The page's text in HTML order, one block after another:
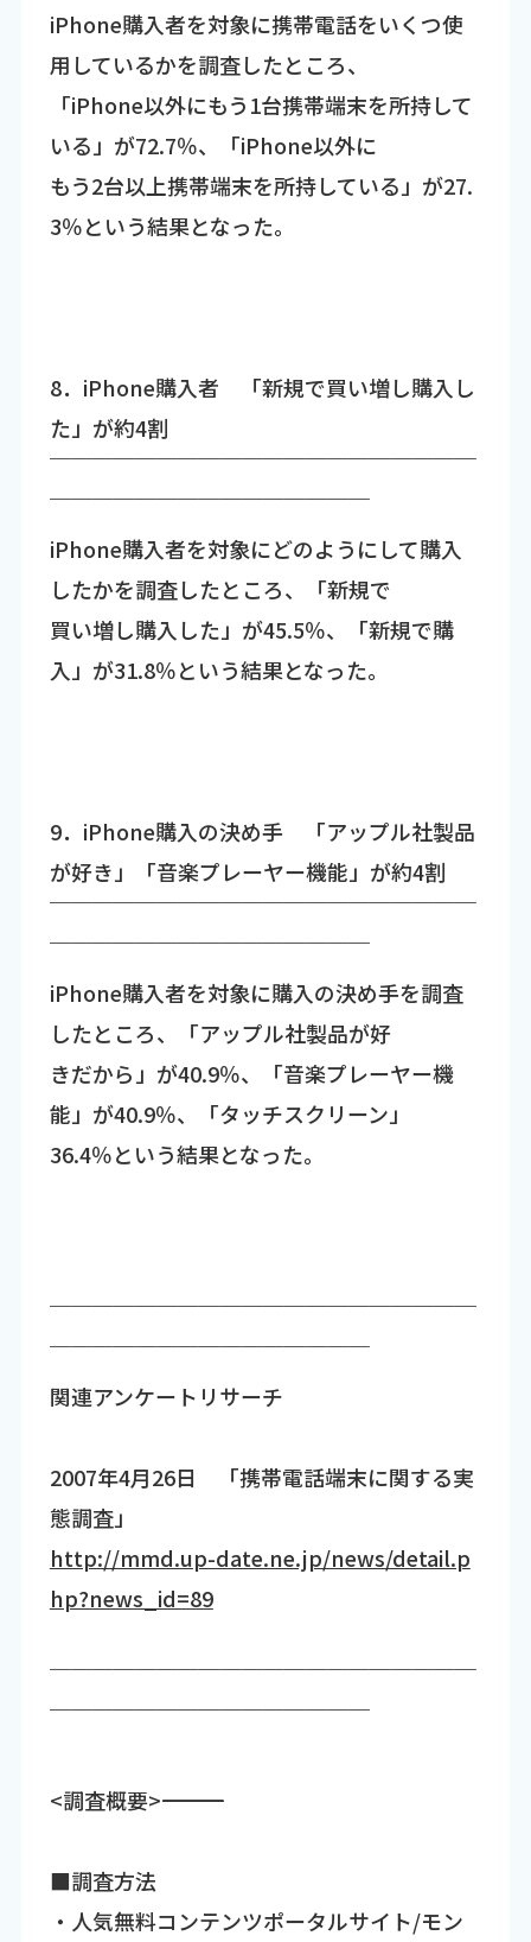
iPhone購入者を対象に携帯電話をいくつ使
用しているかを調査したところ、
「iPhone以外にもう1台携帯端末を所持して
いる」が72.7％、「iPhone以外に
もう2台以上携帯端末を所持している」が27.
3％という結果となった。
8．iPhone購入者 「新規で買い増し購入し
た」が約4割
￣￣￣￣￣￣￣￣￣￣￣￣￣￣￣￣￣￣￣￣
￣￣￣￣￣￣￣￣￣￣￣￣￣￣￣
iPhone購入者を対象にどのようにして購入
したかを調査したところ、「新規で
買い増し購入した」が45.5％、「新規で購
入」が31.8％という結果となった。
9．iPhone購入の決め手 「アップル社製品
が好き」「音楽プレーヤー機能」が約4割
￣￣￣￣￣￣￣￣￣￣￣￣￣￣￣￣￣￣￣￣
￣￣￣￣￣￣￣￣￣￣￣￣￣￣￣
iPhone購入者を対象に購入の決め手を調査
したところ、「アップル社製品が好
きだから」が40.9％、「音楽プレーヤー機
能」が40.9％、「タッチスクリーン」
36.4％という結果となった。
￣￣￣￣￣￣￣￣￣￣￣￣￣￣￣￣￣￣￣￣
￣￣￣￣￣￣￣￣￣￣￣￣￣￣￣
関連アンケートリサーチ
2007年4月26日 「携帯電話端末に関する実
態調査」
http://mmd.up-date.ne.jp/news/detail.p
hp?news_id=89
￣￣￣￣￣￣￣￣￣￣￣￣￣￣￣￣￣￣￣￣
￣￣￣￣￣￣￣￣￣￣￣￣￣￣￣
<調査概要>――――――――――――――――――――――――――――――
■調査方法
・人気無料コンテンツポータルサイト/モン